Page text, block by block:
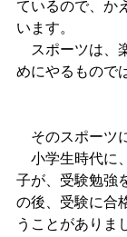
ているので、か
います。
スポーツは、
めにやるもので
そのスポーツ
小学生時代に
子が、受験勉強
の後、受験に合
うことがありま